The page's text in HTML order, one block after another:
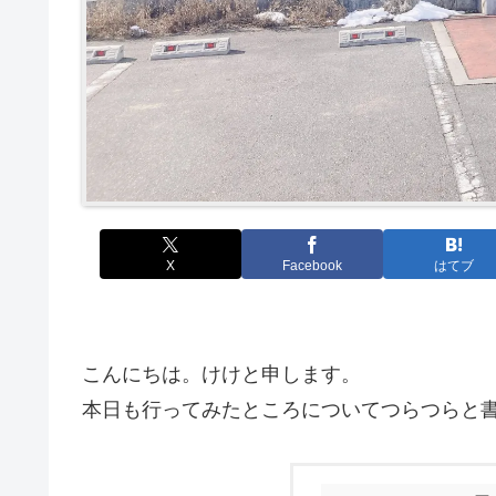
X Facebook はてブ
こんにちは。けけと申します。
本日も行ってみたところについてつらつらと